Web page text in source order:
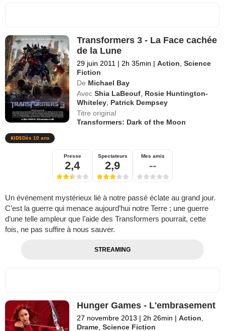
Transformers 3 - La Face cachée
de la Lune
29 juin 2011 | 2h 35min | Action ,Science
Fiction
De Michael Bay
Avec Shia LaBeouf Rosie Huntington-
Whiteley Patrick Dempsey
Titre original
Transformers: Dark of the Moon
Dès 10 ans
Presse
2,4
Spectateurs
2,9
Mes amis
--
Un événement mystérieux lié à notre passé éclate au grand jour.
C’est la guerre qui menace aujourd’hui notre Terre ; une guerre
d’une telle ampleur que l’aide des Transformers pourrait, cette
fois, ne pas suffire à nous sauver.
STREAMING
Hunger Games - L'embrasement
27 novembre 2013 | 2h 26min | Action
Drame ,Science Fiction